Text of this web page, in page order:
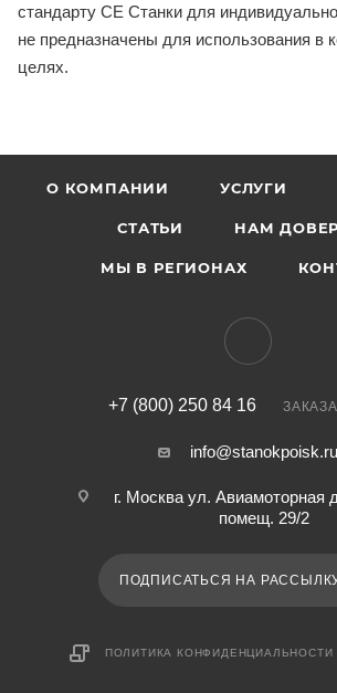
стандарту СЕ Станки для
не предназначены для использования в
целях.
О КОМПАНИИ УСЛУГИ
СТАТЬИ НАМ
МЫ В РЕГИОНАХ
+7 (800) 250 84 16
info@stanokpoisk.ru
г. Москва ул. Авиамоторная
помещ. 29/2
ПОДПИСАТЬСЯ НА
ПОЛИТИКА КОНФИДЕНЦИАЛЬНОСТИ